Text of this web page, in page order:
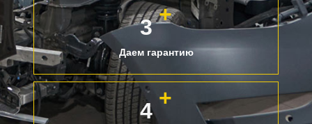
3
+
Даем гарантию
4
+